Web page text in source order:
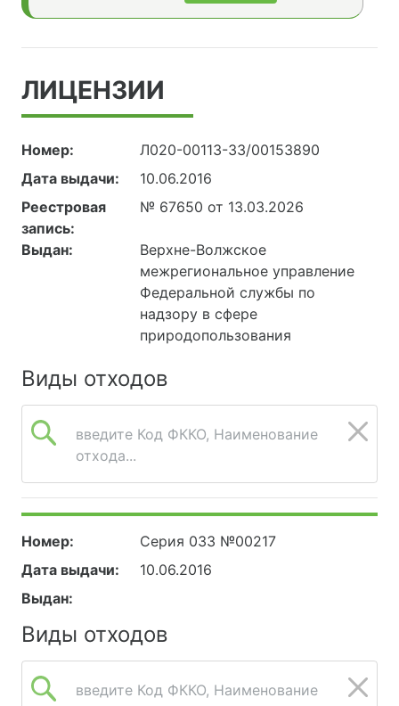
ЛИЦЕНЗИИ
Номер:
Л020-00113-33/00153890
Дата выдачи:
10.06.2016
Реестровая
запись:
№ 67650 от 13.03.2026
Выдан:
Верхне-Волжское
межрегиональное управление
Федеральной службы по
надзору в сфере
природопользования
Виды отходов
введите Код ФККО, Наименование
отхода...
Номер:
Серия 033 №00217
Дата выдачи:
10.06.2016
Выдан:
Виды отходов
введите Код ФККО, Наименование